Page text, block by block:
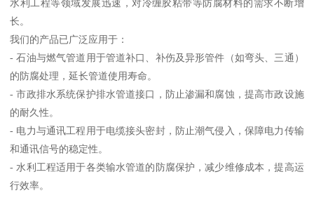
水利工程等领域发展迅速，对冷缠胶粘带等防腐材料的需求不断增
长。
我们的产品已广泛应用于：
- 石油与燃气管道用于管道补口、补伤及异形管件（如弯头、三通）
的防腐处理，延长管道使用寿命。
- 市政排水系统保护排水管道接口，防止渗漏和腐蚀，提高市政设施
的耐久性。
- 电力与通讯工程用于电缆接头密封，防止潮气侵入，保障电力传输
和通讯信号的稳定性。
- 水利工程适用于各类输水管道的防腐保护，减少维修成本，提高运
行效率。